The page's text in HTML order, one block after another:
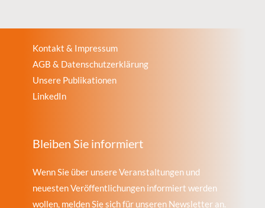
Kontakt & Impressum
AGB & Datenschutzerklärung
Unsere Publikationen
LinkedIn
Bleiben Sie informiert
Wenn Sie über unsere Veranstaltungen und
neuesten Veröffentlichungen informiert werden
wollen, melden Sie sich für unseren Newsletter an.